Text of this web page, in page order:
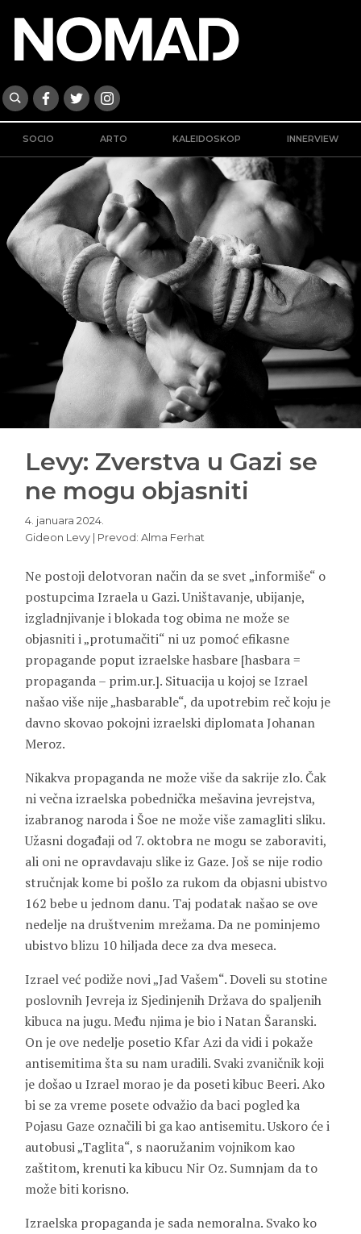
SOCIO ARTO KALEIDOSKOP INNERVIEW
Levy: Zverstva u Gazi se
ne mogu objasniti
4. januara 2024.
Gideon Levy | Prevod: Alma Ferhat
Ne postoji delotvoran način da se svet „informiše“ o
postupcima Izraela u Gazi. Uništavanje, ubijanje,
izgladnjivanje i blokada tog obima ne može se
objasniti i „protumačiti“ ni uz pomoć efikasne
propagande poput izraelske hasbare [hasbara =
propaganda – prim.ur.]. Situacija u kojoj se Izrael
našao više nije „hasbarable“, da upotrebim reč koju je
davno skovao pokojni izraelski diplomata Johanan
Meroz.
Nikakva propaganda ne može više da sakrije zlo. Čak
ni večna izraelska pobednička mešavina jevrejstva,
izabranog naroda i Šoe ne može više zamagliti sliku.
Užasni događaji od 7. oktobra ne mogu se zaboraviti,
ali oni ne opravdavaju slike iz Gaze. Još se nije rodio
stručnjak kome bi pošlo za rukom da objasni ubistvo
162 bebe u jednom danu. Taj podatak našao se ove
nedelje na društvenim mrežama. Da ne pominjemo
ubistvo blizu 10 hiljada dece za dva meseca.
Izrael već podiže novi „Jad Vašem“. Doveli su stotine
poslovnih Jevreja iz Sjedinjenih Država do spaljenih
kibuca na jugu. Među njima je bio i Natan Šaranski.
On je ove nedelje posetio Kfar Azi da vidi i pokaže
antisemitima šta su nam uradili. Svaki zvaničnik koji
je došao u Izrael morao je da poseti kibuc Beeri. Ako
bi se za vreme posete odvažio da baci pogled ka
Pojasu Gaze označili bi ga kao antisemitu. Uskoro će i
autobusi „Taglita“, s naoružanim vojnikom kao
zaštitom, krenuti ka kibucu Nir Oz. Sumnjam da to
može biti korisno.
Izraelska propaganda je sada nemoralna. Svako ko